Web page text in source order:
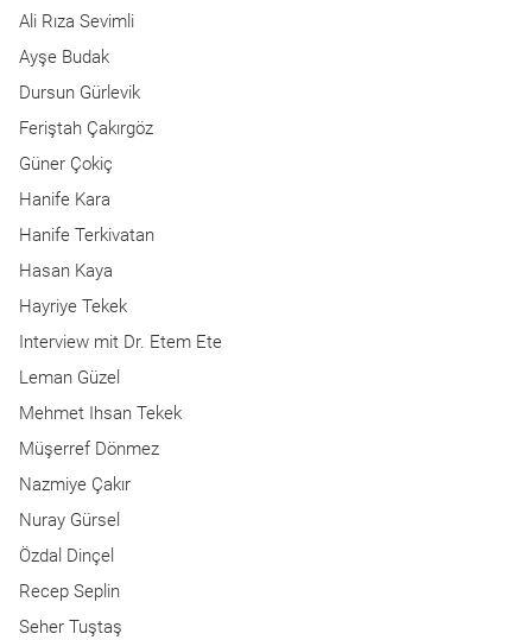
Ali Rıza Sevimli
Ayşe Budak
Dursun Gürlevik
Feriştah Çakırgöz
Güner Çokiç
Hanife Kara
Hanife Terkivatan
Hasan Kaya
Hayriye Tekek
Interview mit Dr. Etem Ete
Leman Güzel
Mehmet Ihsan Tekek
Müşerref Dönmez
Nazmiye Çakır
Nuray Gürsel
Özdal Dinçel
Recep Seplin
Seher Tuştaş